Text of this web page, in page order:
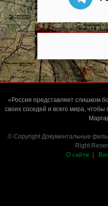
«Россия представляет слишком
своих соседей и всего мира,
© Copyright Документальные
Right
О сайте